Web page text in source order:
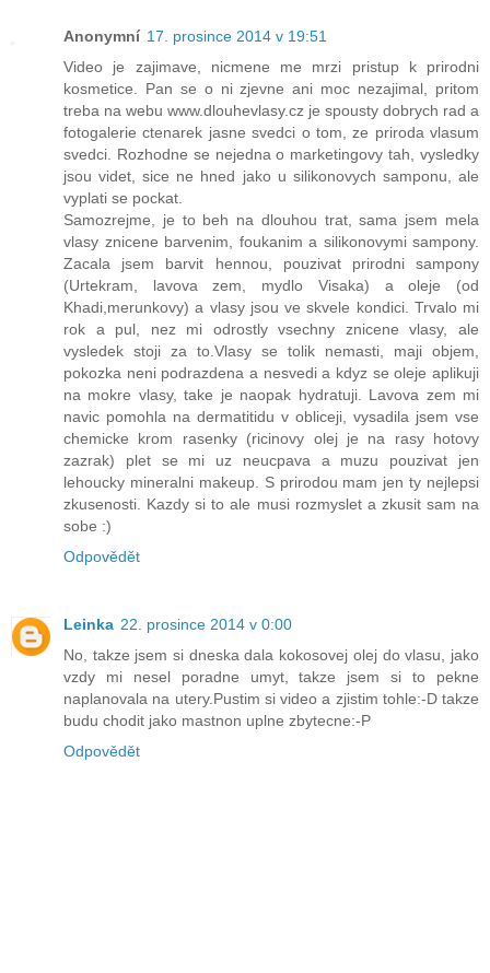
Anonymní 17. prosince 2014 v 19:51
Video je zajimave, nicmene me mrzi pristup k prirodni
kosmetice. Pan se o ni zjevne ani moc nezajimal, pritom
treba na webu www.dlouhevlasy.cz je spousty dobrych rad a
fotogalerie ctenarek jasne svedci o tom, ze priroda vlasum
svedci. Rozhodne se nejedna o marketingovy tah, vysledky
jsou videt, sice ne hned jako u silikonovych samponu, ale
vyplati se pockat.
Samozrejme, je to beh na dlouhou trat, sama jsem mela
vlasy znicene barvenim, foukanim a silikonovymi sampony.
Zacala jsem barvit hennou, pouzivat prirodni sampony
(Urtekram, lavova zem, mydlo Visaka) a oleje (od
Khadi,merunkovy) a vlasy jsou ve skvele kondici. Trvalo mi
rok a pul, nez mi odrostly vsechny znicene vlasy, ale
vysledek stoji za to.Vlasy se tolik nemasti, maji objem,
pokozka neni podrazdena a nesvedi a kdyz se oleje aplikuji
na mokre vlasy, take je naopak hydratuji. Lavova zem mi
navic pomohla na dermatitidu v obliceji, vysadila jsem vse
chemicke krom rasenky (ricinovy olej je na rasy hotovy
zazrak) plet se mi uz neucpava a muzu pouzivat jen
lehoucky mineralni makeup. S prirodou mam jen ty nejlepsi
zkusenosti. Kazdy si to ale musi rozmyslet a zkusit sam na
sobe :)
Odpovědět
Leinka 22. prosince 2014 v 0:00
No, takze jsem si dneska dala kokosovej olej do vlasu, jako
vzdy mi nesel poradne umyt, takze jsem si to pekne
naplanovala na utery.Pustim si video a zjistim tohle:-D takze
budu chodit jako mastnon uplne zbytecne:-P
Odpovědět